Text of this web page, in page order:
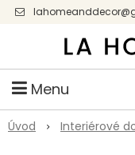
Menu
Úvod Interiérové